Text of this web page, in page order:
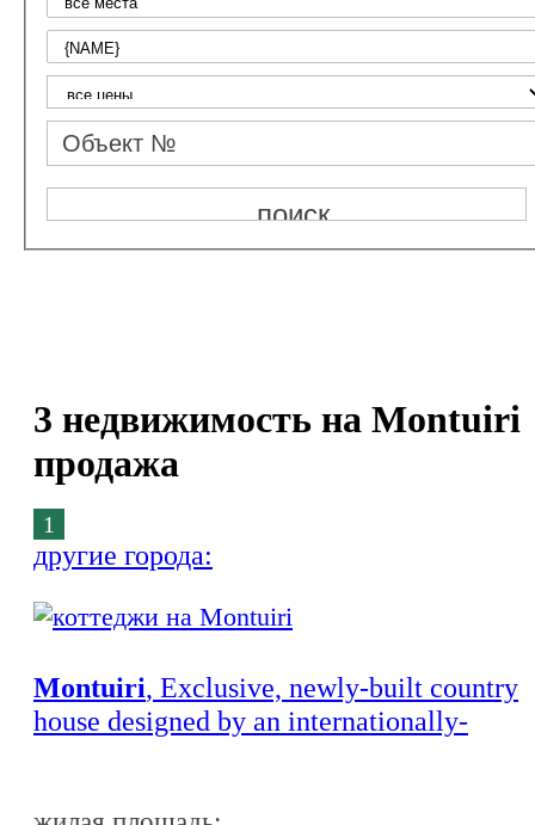
3 недвижимость на Montuiri
продажа
1
другие города:
Montuiri, Exclusive, newly-built country
house designed by an internationally-